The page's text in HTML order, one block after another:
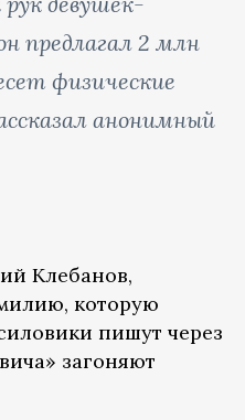
предлагал 2 млн
физические
анонимный
Клебанов,
которую
пишут через
загоняют